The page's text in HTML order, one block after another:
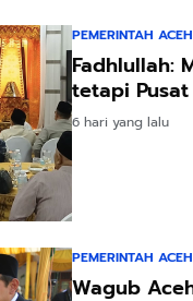
PEMERINTAH ACEH
Fadhlullah:
tetapi
6 hari yang lalu
PEMERINTAH ACEH
Wagub